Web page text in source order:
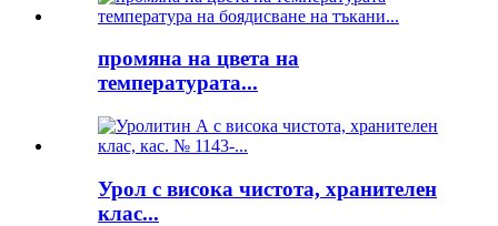
промяна на цвета на
температурата...
Урол с висока чистота, хранителен
клас...